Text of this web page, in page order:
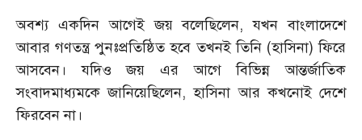
অবশ্য একদিন আগেই জয় বলেছিলেন, যখন বাংলাদেশে
আবার গণতন্ত্র পুনঃপ্রতিষ্ঠিত হবে তখনই তিনি (হাসিনা) ফিরে
আসবেন। যদিও জয় এর আগে বিভিন্ন আন্তর্জাতিক
সংবাদমাধ্যমকে জানিয়েছিলেন, হাসিনা আর কখনোই দেশে
ফিরবেন না।